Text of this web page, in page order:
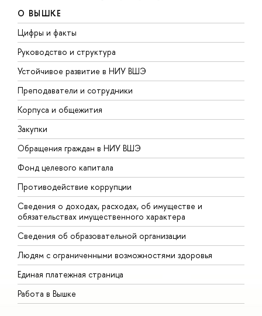
О ВЫШКЕ
Цифры и факты
Руководство и структура
Устойчивое развитие в НИУ ВШЭ
Преподаватели и сотрудники
Корпуса и общежития
Закупки
Обращения граждан в НИУ ВШЭ
Фонд целевого капитала
Противодействие коррупции
Сведения о доходах, расходах, об имуществе и
обязательствах имущественного характера
Сведения об образовательной организации
Людям с ограниченными возможностями здоровья
Единая платежная страница
Работа в Вышке